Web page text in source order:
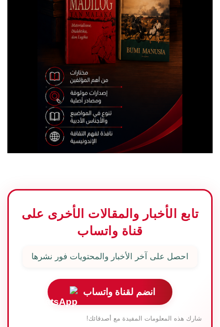
تابع الأخبار والمقالات الأخرى على
قناة واتساب
احصل على آخر الأخبار والمحتويات فور نشرها
انضم لقناة واتساب
شارك هذه المعلومات المفيدة مع أصدقائك!